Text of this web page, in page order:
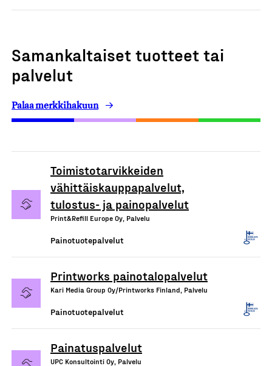
Samankaltaiset tuotteet tai
palvelut
Palaa merkkihakuun
Toimistotarvikkeiden
vähittäiskauppapalvelut,
tulostus- ja painopalvelut
Print&Refill Europe Oy, Palvelu
Painotuotepalvelut
Printworks painotalopalvelut
Kari Media Group Oy/Printworks Finland, Palvelu
Painotuotepalvelut
Painatuspalvelut
UPC Konsultointi Oy, Palvelu